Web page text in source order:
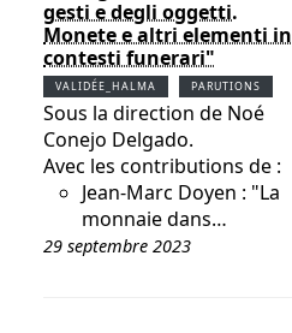
gesti e degli oggetti.
Monete e altri elementi in
contesti funerari"
VALIDÉE_HALMA PARUTIONS
Sous la direction de Noé
Conejo Delgado.
Avec les contributions de :
Jean-Marc Doyen : "La
monnaie dans…
29 septembre 2023